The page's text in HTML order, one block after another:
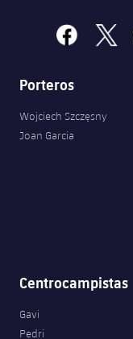
facebook
x
Porteros
Wojciech Szczęsny
Joan Garcia
Centrocampistas
Gavi
Pedri